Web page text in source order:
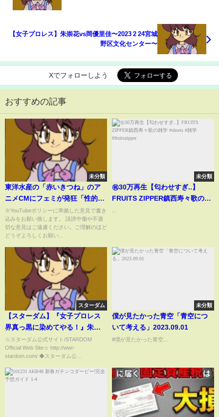
【女子プロレス】朱崇花vs岡優里佳〜2023 2 24宮城
野区文化センター〜
Xでフォローしよう
おすすめの記事
未分類
東洋水産の「赤いきつね」のア
ニメCMにフェミが発狂「性的で
気持ち悪い」に呆れの声
※YouTubeポリシーに準拠した意見で書き
込みをお願い致します。 誹謗中傷や不適
切な意見はご遠慮ください。ご理解のほど
どうぞよろしくお願い...
未分類
㊗️30万再生【匂わせすぎ..】
FRUITS ZIPPER鎮西寿々歌の雑
スターダム
【スターダム】『女子プロレス
界真っ黒に染めてやる！』朱里
＆鹿島沙希 vs 刀羅ナツコ＆琉悪
夏 タッグリーグ公式戦 試合ハイ
ライト！！-12.1新潟・上越大会-
【STARDOM】
☆スターダム公式サイト/STARDOM
Official Web Site☆ http://wwr-
stardom.com/ ◆スターダム公...
未分類
僕が見たかった青空「青空につ
いて考える」2023.09.01
#僕が見たかった青空...